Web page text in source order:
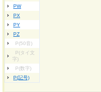
PW
PX
PY
PZ
P(50音)
P(タイ文
字)
P(数字)
P(記号)